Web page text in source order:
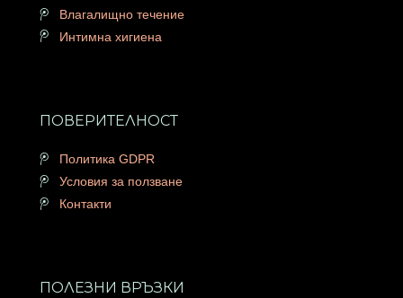
Влагалищно течение
Интимна хигиена
ПОВЕРИТЕЛНОСТ
Политика GDPR
Условия за ползване
Контакти
ПОЛЕЗНИ ВРЪЗКИ